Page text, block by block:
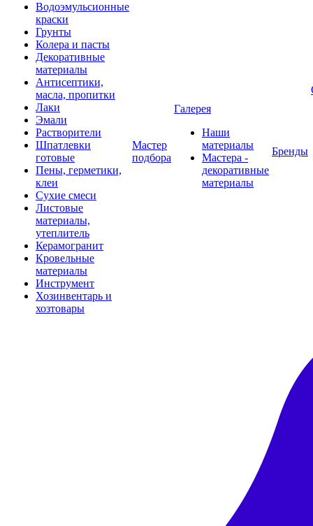
Водоэмульсионные
краски
Грунты
Колера и пасты
Декоративные
материалы
Антисептики,
масла, пропитки
Лаки
Эмали
Растворители
Шпатлевки
готовые
Пены, герметики,
клеи
Сухие смеси
Листовые
материалы,
утеплитель
Керамогранит
Кровельные
материалы
Инструмент
Хозинвентарь и
хозтовары
Мастер
подбора
Галерея
Наши
материалы
Мастера -
декоративные
материалы
Бренды